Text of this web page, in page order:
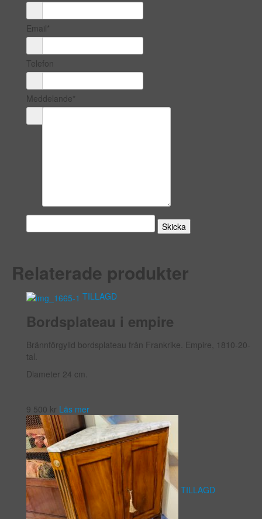
Email*
Telefon
Meddelande*
Relaterade produkter
TILLAGD
Bordsplateau i empire
Brännförgylld bordsplateau från Frankrike. Empire, 1810-20-
tal.
Diameter 24 cm.
9 500 kr Läs mer
TILLAGD